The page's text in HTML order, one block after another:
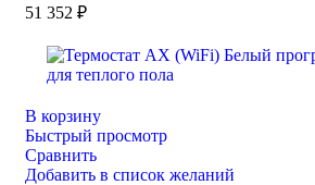
51 352 ₽
В корзину
Быстрый просмотр
Сравнить
Добавить в список желаний